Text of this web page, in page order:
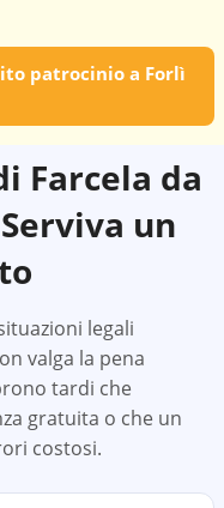
patrocinio a Forlì
Farcela da
un
legali
valga la pena
tardi che
gratuita o che un
costosi.